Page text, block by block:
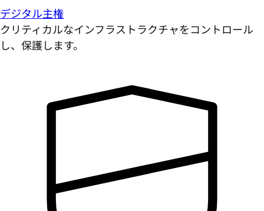
デジタル主権
クリティカルなインフラストラクチャをコントロール
し、保護します。